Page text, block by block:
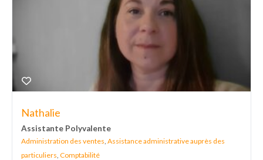
Nathalie
Assistante Polyvalente
Administration des ventes Assistance administrative auprès des
particuliers Comptabilité